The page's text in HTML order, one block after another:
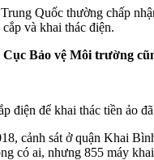
Quốc thường chấp
và khai thác điện.
Bảo vệ Môi trường
điện để khai thác tiền ảo
cảnh sát ở quận Khai
có ai, nhưng 855 máy